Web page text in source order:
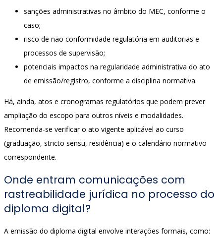
sanções administrativas no âmbito do MEC, conforme o
caso;
risco de não conformidade regulatória em auditorias e
processos de supervisão;
potenciais impactos na regularidade administrativa do ato
de emissão/registro, conforme a disciplina normativa.
Há, ainda, atos e cronogramas regulatórios que podem prever
ampliação do escopo para outros níveis e modalidades.
Recomenda-se verificar o ato vigente aplicável ao curso
(graduação, stricto sensu, residência) e o calendário normativo
correspondente.
Onde entram comunicações com
rastreabilidade jurídica no processo do
diploma digital?
A emissão do diploma digital envolve interações formais, como: